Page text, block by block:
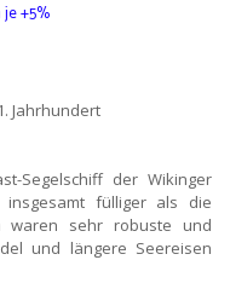
je +5%
Jahrhundert
Segelschiff der Wikinger
fülliger als die
waren sehr robuste und
und längere Seereisen